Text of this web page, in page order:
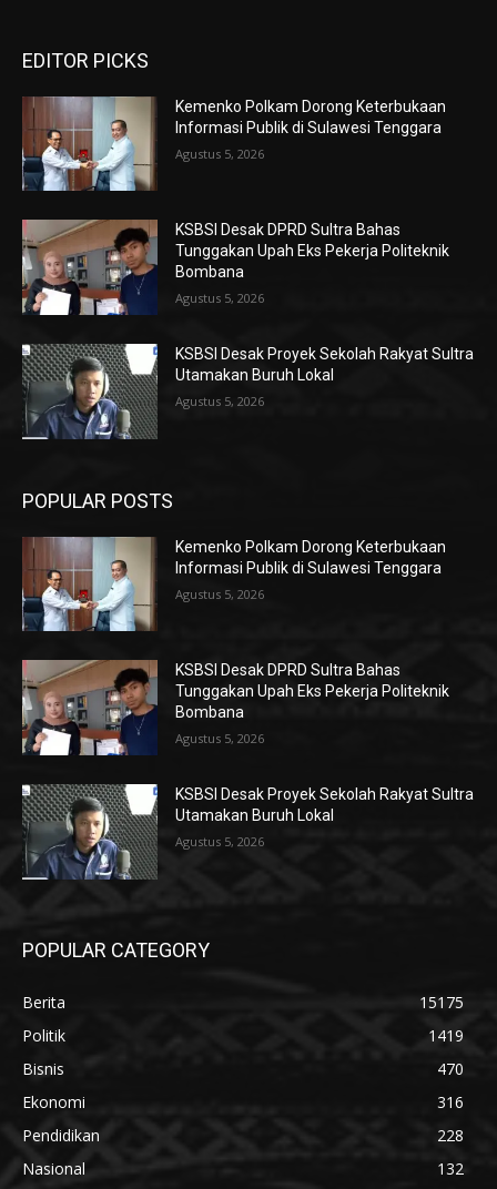
EDITOR PICKS
Kemenko Polkam Dorong Keterbukaan
Informasi Publik di Sulawesi Tenggara
Agustus 5, 2026
KSBSI Desak DPRD Sultra Bahas
Tunggakan Upah Eks Pekerja Politeknik
Bombana
Agustus 5, 2026
KSBSI Desak Proyek Sekolah Rakyat Sultra
Utamakan Buruh Lokal
Agustus 5, 2026
POPULAR POSTS
Kemenko Polkam Dorong Keterbukaan
Informasi Publik di Sulawesi Tenggara
Agustus 5, 2026
KSBSI Desak DPRD Sultra Bahas
Tunggakan Upah Eks Pekerja Politeknik
Bombana
Agustus 5, 2026
KSBSI Desak Proyek Sekolah Rakyat Sultra
Utamakan Buruh Lokal
Agustus 5, 2026
POPULAR CATEGORY
Berita
15175
Politik
1419
Bisnis
470
Ekonomi
316
Pendidikan
228
Nasional
132